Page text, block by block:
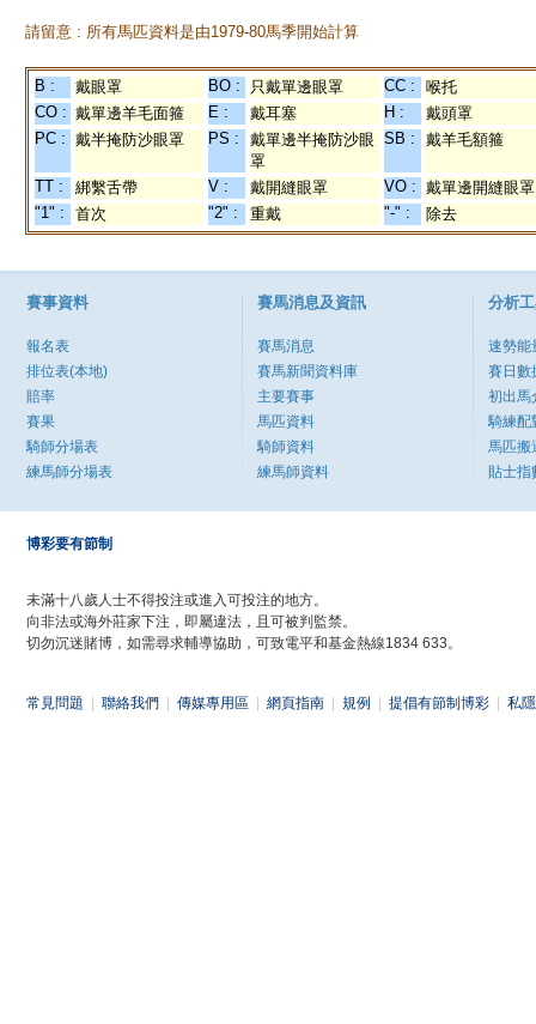
請留意 : 所有馬匹資料是由1979-80馬季開始計算
B : 戴眼罩 BO : 只戴單邊眼罩 CC :
喉托
CO : 戴單邊羊毛面箍 E : 戴耳塞 H :
戴頭罩
PC : 戴半掩防沙眼罩 PS :
戴單邊半掩防沙眼
罩
SB : 戴羊毛額箍
TT : 綁繫舌帶 V : 戴開縫眼罩 VO : 戴單邊開縫眼罩
"1" :
首次 "2" : 重戴 "-" : 除去
賽事資料
報名表
排位表(本地)
賠率
賽果
騎師分場表
練馬師分場表
賽馬消息及資訊
賽馬消息
賽馬新聞資料庫
主要賽事
馬匹資料
騎師資料
練馬師資料
分析
速勢能
賽日數
初出馬
騎練配
馬匹搬
貼士指
博彩要有節制
未滿十八歲人士不得投注或進入可投注的地方。
向非法或海外莊家下注，即屬違法，且可被判監禁。
切勿沉迷賭博，如需尋求輔導協助，可致電平和基金熱線1834 633。
常見問題 聯絡我們 傳媒專用區 網頁指南 規例 提倡有節制博彩 私